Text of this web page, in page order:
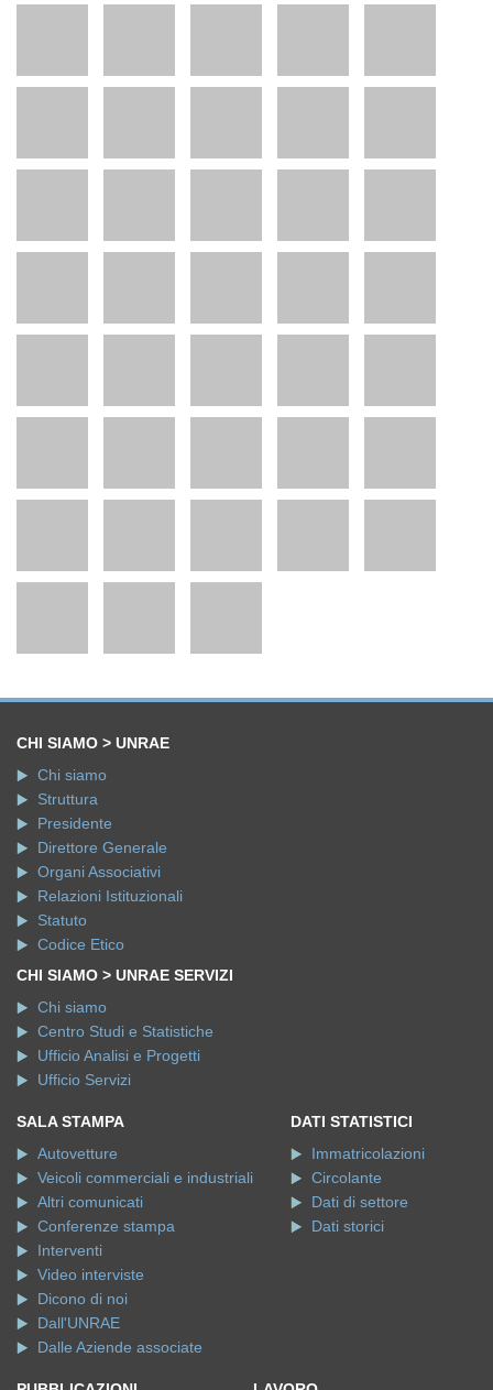
CHI SIAMO > UNRAE
Chi siamo
Struttura
Presidente
Direttore Generale
Organi Associativi
Relazioni Istituzionali
Statuto
Codice Etico
CHI SIAMO > UNRAE SERVIZI
Chi siamo
Centro Studi e Statistiche
Ufficio Analisi e Progetti
Ufficio Servizi
SALA STAMPA
Autovetture
Veicoli commerciali e industriali
Altri comunicati
Conferenze stampa
Interventi
Video interviste
Dicono di noi
Dall'UNRAE
Dalle Aziende associate
DATI STATISTICI
Immatricolazioni
Circolante
Dati di settore
Dati storici